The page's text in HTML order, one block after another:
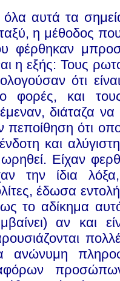
όλα αυτά τα
η μέθοδος
φέρθηκαν
η εξής: Τους
ότι
φορές, και
διάταζα να
πεποίθηση ότι
και
Είχαν
την ίδια
έδωσα
το αδίκημα
αν και
ανώνυμη